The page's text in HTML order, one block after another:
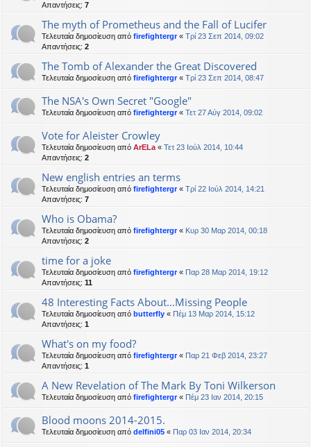
Απαντήσεις: 7
The myth of Prometheus and the Fall of Lucifer
Τελευταία δημοσίευση από firefightergr« Τρί 23 Σεπ 2014, 09:02
Απαντήσεις: 2
The Tomb of Alexander the Great Discovered
Τελευταία δημοσίευση από firefightergr« Τρί 23 Σεπ 2014, 08:47
The NSA's Own Secret "Google"
Τελευταία δημοσίευση από firefightergr« Τετ 27 Αύγ 2014, 09:02
Vote for Aleister Crowley
Τελευταία δημοσίευση από ArELa « Τετ 23 Ιούλ 2014, 10:44
Απαντήσεις: 2
New english entries an terms
Τελευταία δημοσίευση από firefightergr« Τρί 22 Ιούλ 2014, 14:21
Απαντήσεις: 7
Who is Obama?
Τελευταία δημοσίευση από firefightergr« Κυρ 30 Μαρ 2014, 00:18
Απαντήσεις: 2
time for a joke
Τελευταία δημοσίευση από firefightergr« Παρ 28 Μαρ 2014, 19:12
Απαντήσεις: 11
48 Interesting Facts About...Missing People
Τελευταία δημοσίευση από butterfly « Πέμ 13 Μαρ 2014, 15:12
Απαντήσεις: 1
What's on my food?
Τελευταία δημοσίευση από firefightergr« Παρ 21 Φεβ 2014, 23:27
Απαντήσεις: 1
A New Revelation of The Mark By Toni Wilkerson
Τελευταία δημοσίευση από firefightergr« Πέμ 23 Ιαν 2014, 20:15
Blood moons 2014-2015.
Τελευταία δημοσίευση από delfini05 « Παρ 03 Ιαν 2014, 20:34